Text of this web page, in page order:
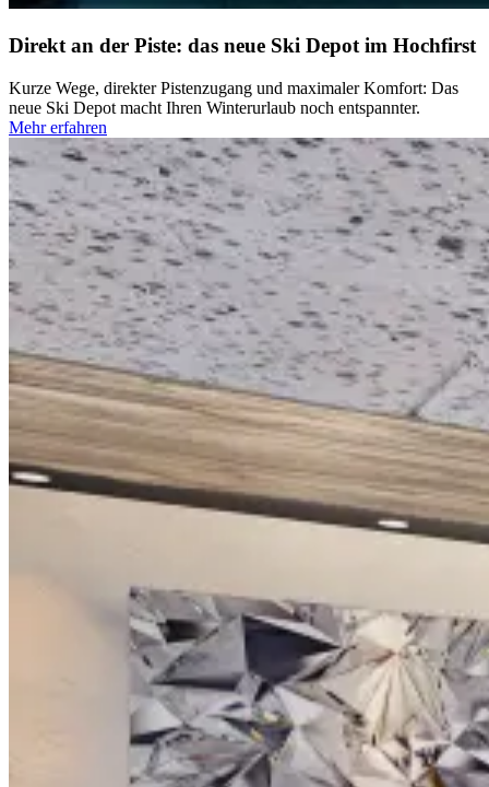
Direkt an der Piste: das neue Ski Depot im Hochfirst
Kurze Wege, direkter Pistenzugang und maximaler Komfort: Das
neue Ski Depot macht Ihren Winterurlaub noch entspannter.
Mehr erfahren